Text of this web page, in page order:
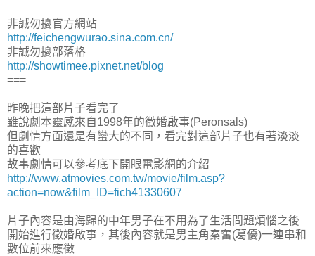
非誠勿擾官方網站
http://feichengwurao.sina.com.cn/
非誠勿擾部落格
http://showtimee.pixnet.net/blog
===
昨晚把這部片子看完了
雖說劇本靈感來自1998年的徵婚啟事(Peronsals)
但劇情方面還是有蠻大的不同，看完對這部片子也有著淡淡
的喜歡
故事劇情可以參考底下開眼電影網的介紹
http://www.atmovies.com.tw/movie/film.asp?
action=now&film_ID=fich41330607
片子內容是由海歸的中年男子在不用為了生活問題煩惱之後
開始進行徵婚啟事，其後內容就是男主角秦奮(葛優)一連串和
數位前來應徵